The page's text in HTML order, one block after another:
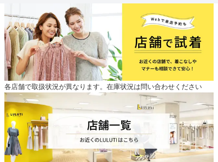
各店舗で取扱状況が異なります。在庫状況は問い合わせください